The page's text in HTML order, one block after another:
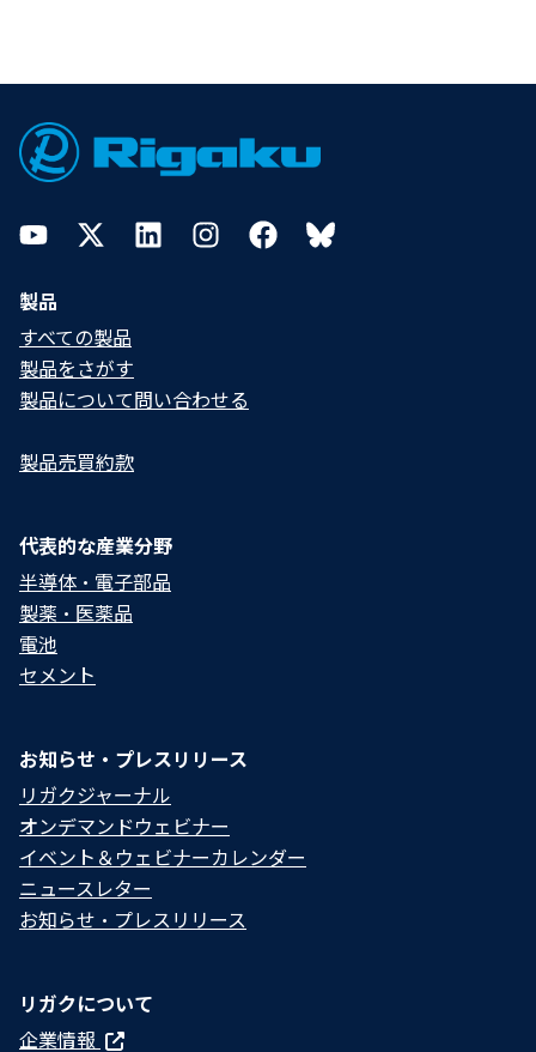
Footer
YouTubeTwitterLinkedInInstagramFacebookBluesky
製品
すべての製品
製品をさがす
製品について問い合わせる​
製品売買約款
代表的な産業分野
半導体・電子部品
製薬・医薬品
電池
セメント
お知らせ・プレスリリース
リガクジャーナル
オンデマンドウェビナー
イベント＆ウェビナーカレンダー
ニュースレター
お知らせ・プレスリリース
リガクについて
企業情報